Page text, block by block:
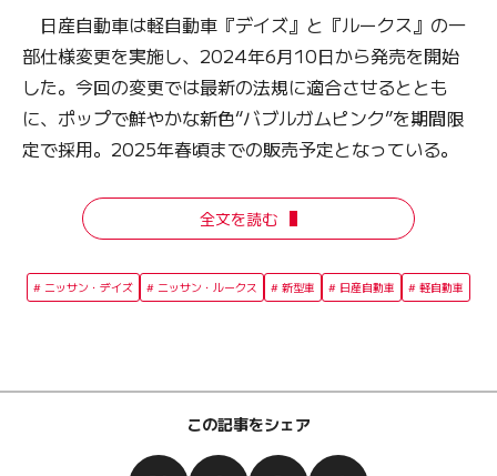
日産自動車は軽自動車『デイズ』と『ルークス』の一
部仕様変更を実施し、2024年6月10日から発売を開始
した。今回の変更では最新の法規に適合させるととも
に、ポップで鮮やかな新色“バブルガムピンク”を期間限
定で採用。2025年春頃までの販売予定となっている。
全文を読む
ニッサン・デイズ ニッサン・ルークス 新型車 日産自動車 軽自動車
この記事をシェア